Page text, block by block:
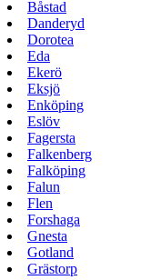
Båstad
Danderyd
Dorotea
Eda
Ekerö
Eksjö
Enköping
Eslöv
Fagersta
Falkenberg
Falköping
Falun
Flen
Forshaga
Gnesta
Gotland
Grästorp